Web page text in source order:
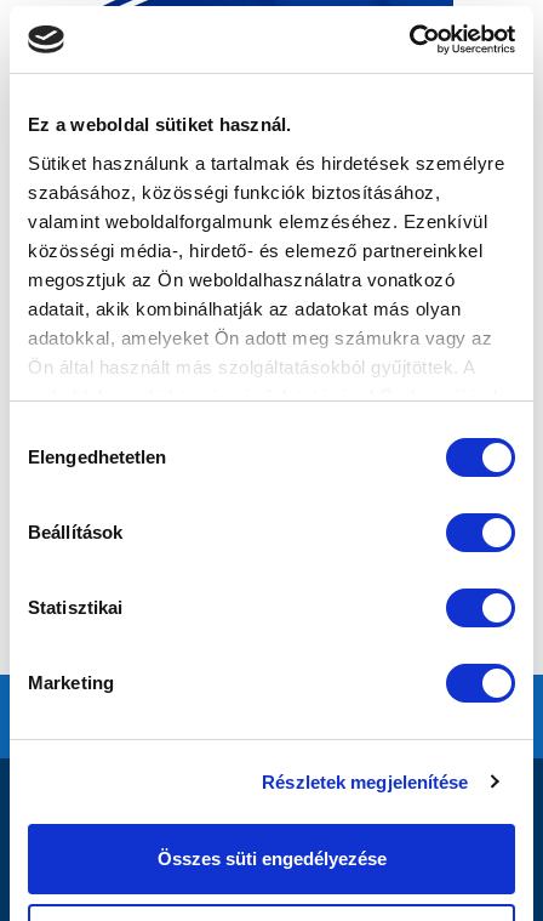
Ez a weboldal sütiket használ.
Sütiket használunk a tartalmak és hirdetések személyre
szabásához, közösségi funkciók biztosításához,
valamint weboldalforgalmunk elemzéséhez. Ezenkívül
közösségi média-, hirdető- és elemező partnereinkkel
megosztjuk az Ön weboldalhasználatra vonatkozó
adatait, akik kombinálhatják az adatokat más olyan
adatokkal, amelyeket Ön adott meg számukra vagy az
Ön által használt más szolgáltatásokból gyűjtöttek. A
weboldalon való böngészés folytatásával Ön hozzájárul a
kiválasztása
Elengedhetetlen
Beállítások
Statisztikai
Marketing
Részletek megjelenítése
Összes süti engedélyezése
ALAPÍTVÁNY_SFP_KERELEM_2021-2022
SÁNDOR KÁROLY IFJÚSÁGI SPORT ALAPÍTVÁNY SFP